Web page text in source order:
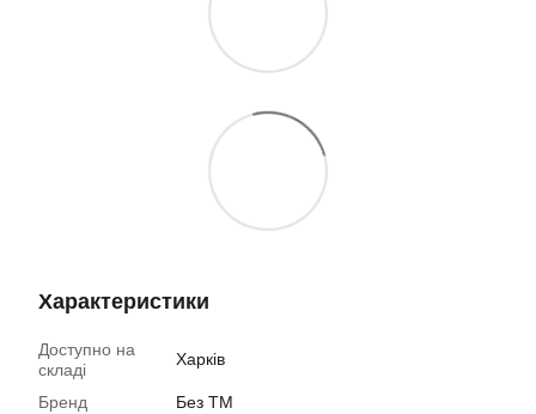
Характеристики
Доступно на
складі
Харків
Бренд
Без ТМ